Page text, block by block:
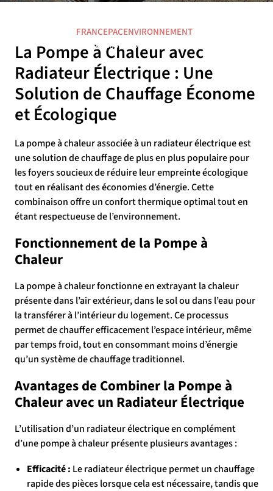
FRANCEPACENVIRONNEMENT
0 COMMENTAIRE
La Pompe à Chaleur avec
Radiateur Électrique : Une
Solution de Chauffage Économe
et Écologique
La pompe à chaleur associée à un radiateur électrique est
une solution de chauffage de plus en plus populaire pour
les foyers soucieux de réduire leur empreinte écologique
tout en réalisant des économies d’énergie. Cette
combinaison offre un confort thermique optimal tout en
étant respectueuse de l’environnement.
Fonctionnement de la Pompe à
Chaleur
La pompe à chaleur fonctionne en extrayant la chaleur
présente dans l’air extérieur, dans le sol ou dans l’eau pour
la transférer à l’intérieur du logement. Ce processus
permet de chauffer efficacement l’espace intérieur, même
par temps froid, tout en consommant moins d’énergie
qu’un système de chauffage traditionnel.
Avantages de Combiner la Pompe à
Chaleur avec un Radiateur Électrique
L’utilisation d’un radiateur électrique en complément
d’une pompe à chaleur présente plusieurs avantages :
Efficacité : Le radiateur électrique permet un chauffage
rapide des pièces lorsque cela est nécessaire, tandis que